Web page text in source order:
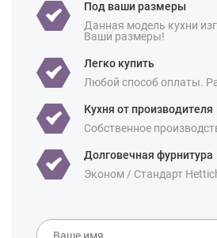
Под ваши размеры
Данная модель кухни
Ваши размеры!
Легко купить
Любой способ оплаты.
Кухня от производителя
Собственное
Долговечная фурнитура
Эконом / Стандарт